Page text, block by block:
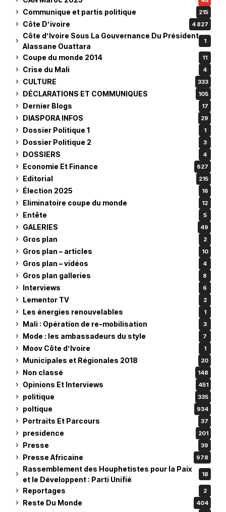
Communique et partis politique 215
Côte D’ivoire 4 827
Côte d’Ivoire Sous La Gouvernance Du Président
Alassane Ouattara
1
Coupe du monde 2014 11
Crise du Mali 4
CULTURE 333
DÉCLARATIONS ET COMMUNIQUES 105
Dernier Blogs 17
DIASPORA INFOS 29
Dossier Politique 1 1
Dossier Politique 2 3
DOSSIERS 4
Economie Et Finance 627
Editorial 215
Élection 2025 16
Eliminatoire coupe du monde 12
Entête 5
GALERIES 49
Gros plan 2
Gros plan – articles 10
Gros plan – vidéos 4
Gros plan galleries 8
Interviews 6
Lementor TV 2
Les énergies renouvelables 1
Mali : Opération de re-mobilisation 3
Mode : les ambassadeurs du style 7
Moov Côte d’Ivoire 1
Municipales et Régionales 2018 20
Non classé 148
Opinions Et Interviews 451
politique 335
poltique 934
Portraits Et Parcours 37
presidence 201
Presse 39
Presse Africaine 978
Rassemblement des Houphetistes pour la Paix
et le Développent : Parti Unifié
18
Reportages 2
Reste Du Monde 404